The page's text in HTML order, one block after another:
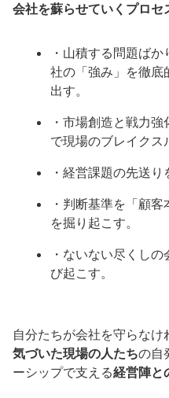
会社を蘇らせていくプロセ
・山積する問題ば
社の「強み」を徹底
出す。
・市場創造と戦力
で現場のブレイクス
・経営課題の先送り
・判断基準を「顧
を掘り起こす。
・ないない尽くし
び起こす。
自分たちが会社を守らな
気づいた現場の人たちの自
ーシップで支える経営陣と